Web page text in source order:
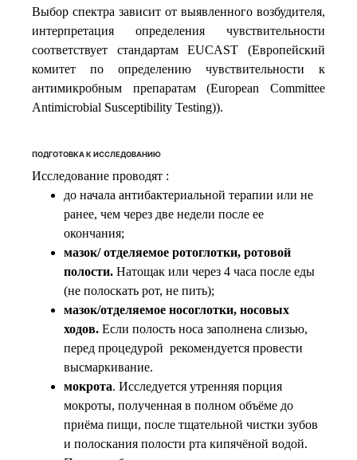
Выбор спектра зависит от выявленного возбудителя,
интерпретация определения чувствительности
соответствует стандартам EUCAST (Европейский
комитет по определению чувствительности к
антимикробным препаратам (European Committee
Antimicrobial Susceptibility Testing)).
ПОДГОТОВКА К ИССЛЕДОВАНИЮ
Исследование проводят :
до начала антибактериальной терапии или не
ранее, чем через две недели после ее
окончания;
мазок/ отделяемое ротоглотки, ротовой
полости. Натощак или через 4 часа после еды
(не полоскать рот, не пить);
мазок/отделяемое носоглотки, носовых
ходов. Если полость носа заполнена слизью,
перед процедурой рекомендуется провести
высмаркивание.
мокрота. Исследуется утренняя порция
мокроты, полученная в полном объёме до
приёма пищи, после тщательной чистки зубов
и полоскания полости рта кипячёной водой.